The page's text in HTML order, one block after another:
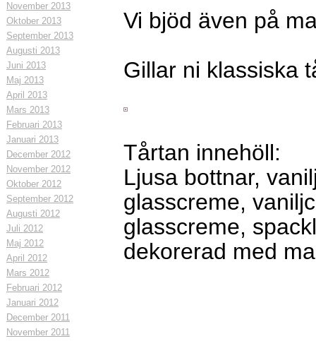
November 2013
Oktober 2013
September 2013
Augusti 2013
Juni 2013
Maj 2013
April 2013
Mars 2013
Februari 2013
Januari 2013
December 2012
November 2012
Oktober 2012
September 2012
Augusti 2012
Juli 2012
Maj 2012
April 2012
Mars 2012
Februari 2012
Januari 2012
December 2011
November 2011
Vi bjöd även på
Gillar ni klassiska
Tårtan innehöll:
Ljusa bottnar,
glasscreme,
glasscreme,
dekorerad med